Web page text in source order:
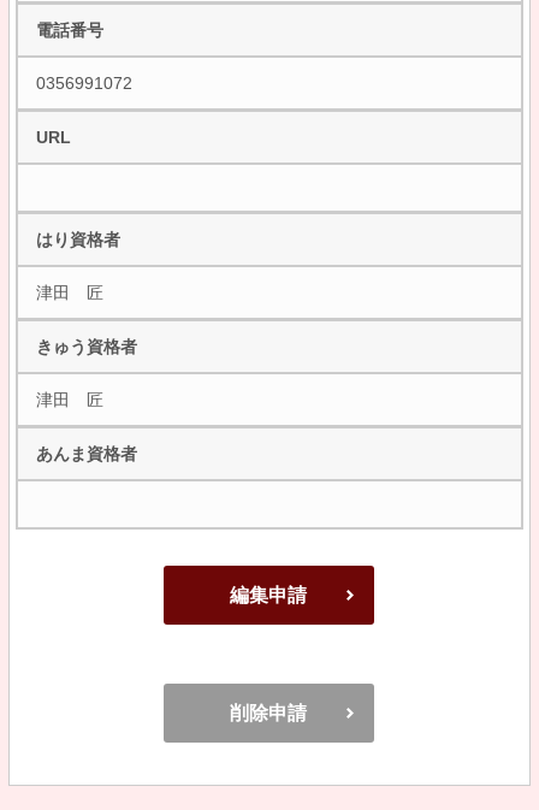
電話番号
0356991072
URL
はり資格者
津田 匠
きゅう資格者
津田 匠
あんま資格者
編集申請
削除申請